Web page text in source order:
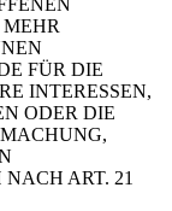
FÜR DIE
INTERESSEN,
ODER DIE
ART. 21